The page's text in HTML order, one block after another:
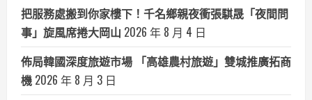
把服務處搬到你家樓下！千名鄉親夜衝張騏晟「夜間問
事」旋風席捲大岡山 2026 年 8 月 4 日
佈局韓國深度旅遊市場 「高雄農村旅遊」雙城推廣拓商
機 2026 年 8 月 3 日